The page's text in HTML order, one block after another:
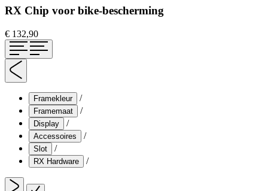
RX Chip voor bike-bescherming
€ 132,90
Framekleur /
Framemaat /
Display /
Accessoires /
Slot /
RX Hardware /